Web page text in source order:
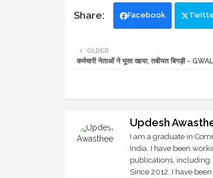
Facebook
OLDER
कर्मचारी नेताओं ने भूसा खाया, तबीयत बिगड़ी -
Updesh
I am a graduate in
India. I have been
publications, including:
Since 2012, I have